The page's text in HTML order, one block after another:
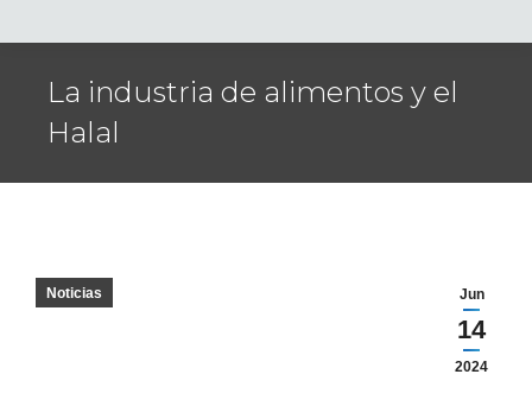
La industria de alimentos y el
Halal
Jun
14
2024
Noticias